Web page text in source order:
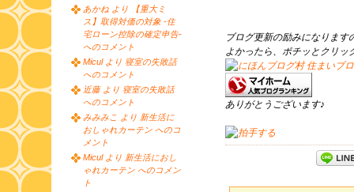
ブログ更新の励みになります
よかったら、ポチッとクリッ
ありがとうございます♪
あかね より 【重大ミ
ス】取得対価の対象 -住
宅ローン控除の確定申告-
へのコメント
Micul より 寝室の失敗話
へのコメント
近藤 より 寝室の失敗話
へのコメント
みみみこ より 新生活に
おしゃれカーテン へのコ
メント
Micul より 新生活におし
ゃれカーテン へのコメン
ト